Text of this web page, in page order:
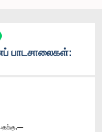
பாடசாலைகள்: